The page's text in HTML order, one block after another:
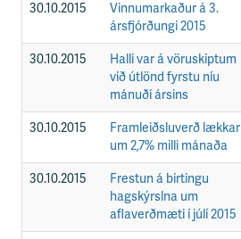
30.10.2015
Vinnumarkaður á 3.
ársfjórðungi 2015
30.10.2015
Halli var á vöruskiptum
við útlönd fyrstu níu
mánuði ársins
30.10.2015
Framleiðsluverð lækkar
um 2,7% milli mánaða
30.10.2015
Frestun á birtingu
hagskýrslna um
aflaverðmæti í júlí 2015